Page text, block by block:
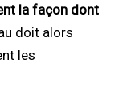
la façon dont
doit alors
les